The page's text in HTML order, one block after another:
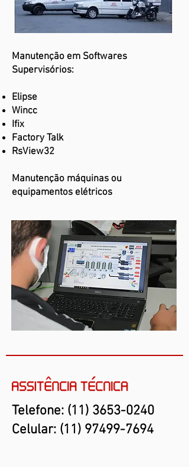
Manutenção em Softwares
Supervisórios:
Elipse
Wincc
Ifix
Factory Talk
RsView32
Manutenção máquinas ou
equipamentos elétricos
Telefone: (11) 3653-0240
Celular: (11) 97499-7694